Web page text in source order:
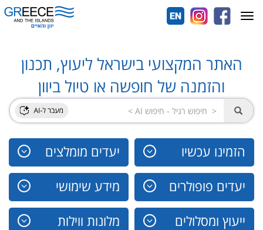
האתר המקצועי בישראל ליעוץ, תכנון
והזמנה של חופשה או טיול ביוון
הזמינו עכשיו יעדים מומלצים
יעדים פופולרים מידע שימושי
ייעוץ ומסלולים מלונות ווילות
Toggle
navigation